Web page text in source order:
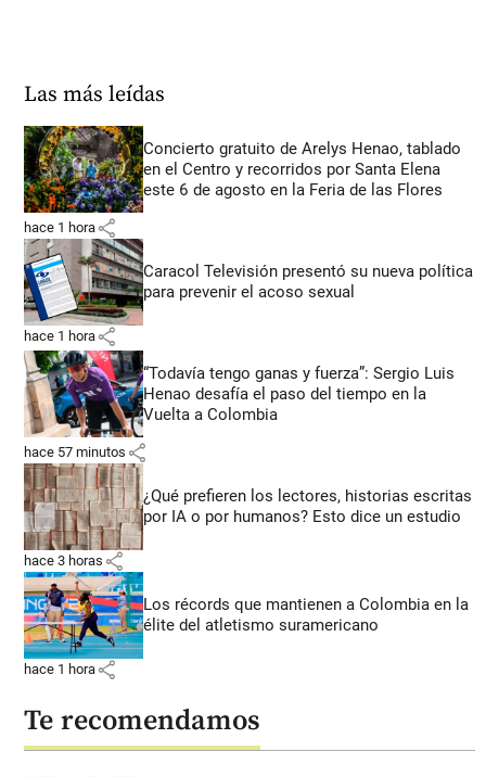
Las más leídas
Concierto gratuito de Arelys Henao, tablado
en el Centro y recorridos por Santa Elena
este 6 de agosto en la Feria de las Flores
hace 1 hora share
Caracol Televisión presentó su nueva política
para prevenir el acoso sexual
hace 1 hora share
“Todavía tengo ganas y fuerza”: Sergio Luis
Henao desafía el paso del tiempo en la
Vuelta a Colombia
hace 57 minutos share
¿Qué prefieren los lectores, historias escritas
por IA o por humanos? Esto dice un estudio
hace 3 horas share
Los récords que mantienen a Colombia en la
élite del atletismo suramericano
hace 1 hora share
Te recomendamos